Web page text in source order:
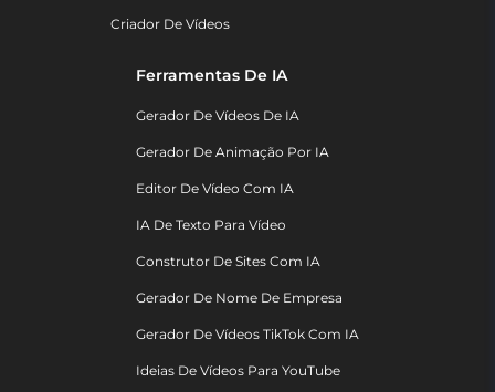
Criador De Vídeos
Ferramentas De IA
Gerador De Vídeos De IA
Gerador De Animação Por IA
Editor De Vídeo Com IA
IA De Texto Para Vídeo
Construtor De Sites Com IA
Gerador De Nome De Empresa
Gerador De Vídeos TikTok Com IA
Ideias De Vídeos Para YouTube